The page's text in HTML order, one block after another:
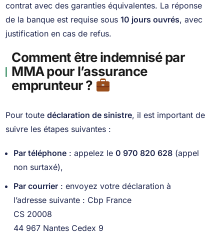
contrat avec des garanties équivalentes. La réponse
de la banque est requise sous10 jours ouvrés, avec
justification en cas de refus.
Comment être indemnisé par
MMA pour l’assurance
emprunteur ?
Pour toutedéclaration de sinistre, il est important de
suivre les étapes suivantes :
Par téléphone : appelez le0 970 820 628 (appel
non surtaxé),
Par courrier : envoyez votre déclaration à
l’adresse suivante : Cbp France
CS 20008
44 967 Nantes Cedex 9